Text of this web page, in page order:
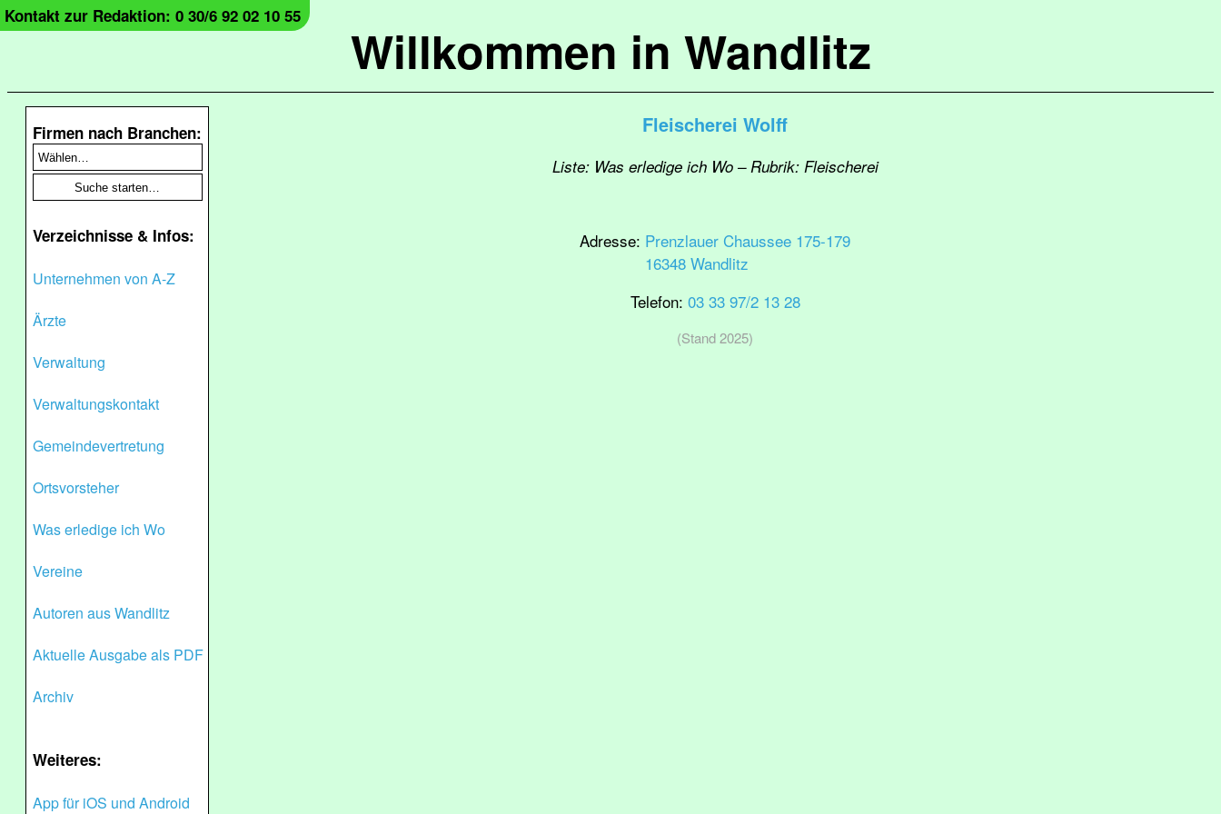
Willkommen in Wandlitz
Kontakt zur Redaktion: 0 30/6 92 02 10 55
Firmen nach Branchen:
Verzeichnisse & Infos:
Unternehmen von A-Z
Ärzte
Verwaltung
Verwaltungskontakt
Gemeindevertretung
Ortsvorsteher
Was erledige ich Wo
Vereine
Autoren aus Wandlitz
Aktuelle Ausgabe als PDF
Archiv
Weiteres:
App für iOS und Android
Fleischerei Wolff
Liste: Was erledige ich Wo – Rubrik: Fleischerei
Adresse: Prenzlauer Chaussee 175-179
16348 Wandlitz
Telefon: 03 33 97/2 13 28
(Stand 2025)